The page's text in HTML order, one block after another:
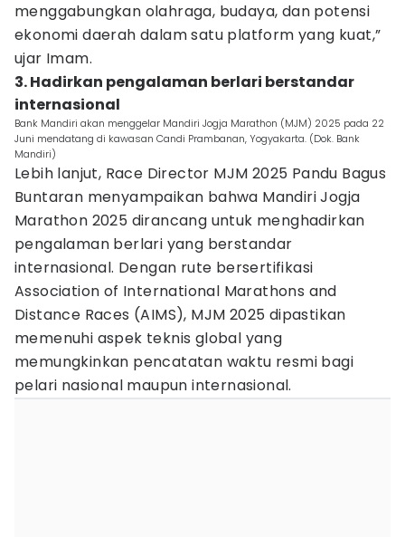
menggabungkan olahraga, budaya, dan potensi
ekonomi daerah dalam satu platform yang kuat,”
ujar Imam.
3. Hadirkan pengalaman berlari berstandar
internasional
Bank Mandiri akan menggelar Mandiri Jogja Marathon (MJM) 2025 pada 22
Juni mendatang di kawasan Candi Prambanan, Yogyakarta. (Dok. Bank
Mandiri)
Lebih lanjut, Race Director MJM 2025 Pandu Bagus
Buntaran menyampaikan bahwa Mandiri Jogja
Marathon 2025 dirancang untuk menghadirkan
pengalaman berlari yang berstandar
internasional. Dengan rute bersertifikasi
Association of International Marathons and
Distance Races (AIMS), MJM 2025 dipastikan
memenuhi aspek teknis global yang
memungkinkan pencatatan waktu resmi bagi
pelari nasional maupun internasional.